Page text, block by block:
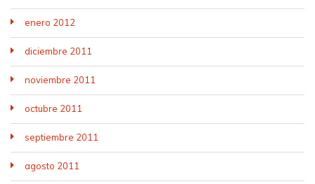
enero 2012
diciembre 2011
noviembre 2011
octubre 2011
septiembre 2011
agosto 2011